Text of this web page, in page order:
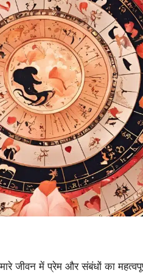
जीवन में प्रेम और संबंधों का